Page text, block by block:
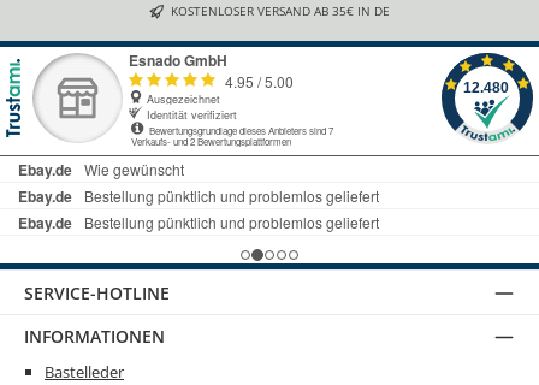
KOSTENLOSER VERSAND AB 35€ IN DE
SERVICE-HOTLINE
INFORMATIONEN
Bastelleder